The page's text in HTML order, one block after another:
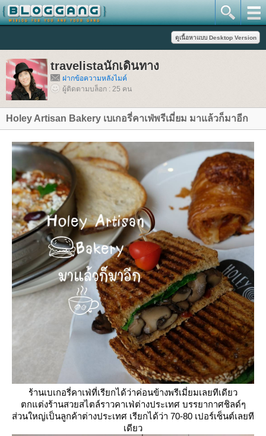
travelistaนักเดินทาง
ฝากข้อความหลังไมค์
ผู้ติดตามบล็อก : 25 คน
Holey Artisan Bakery เบเกอรี่คาเฟ่พรีเมี่ยม มาแล้วก็มาอีก
ร้านเบเกอรี่คาเฟ่ที่เรียกได้ว่าค่อนข้างพรีเมี่ยมเลยทีเดียว
ตกแต่งร้านสวยสไตล์ราวคาเฟ่ต่างประเทศ บรรยากาศชิลด์ๆ
ส่วนใหญ่เป็นลูกค้าต่างประเทศ เรียกได้ว่า 70-80 เปอร์เซ็นต์เลยที
เดียว